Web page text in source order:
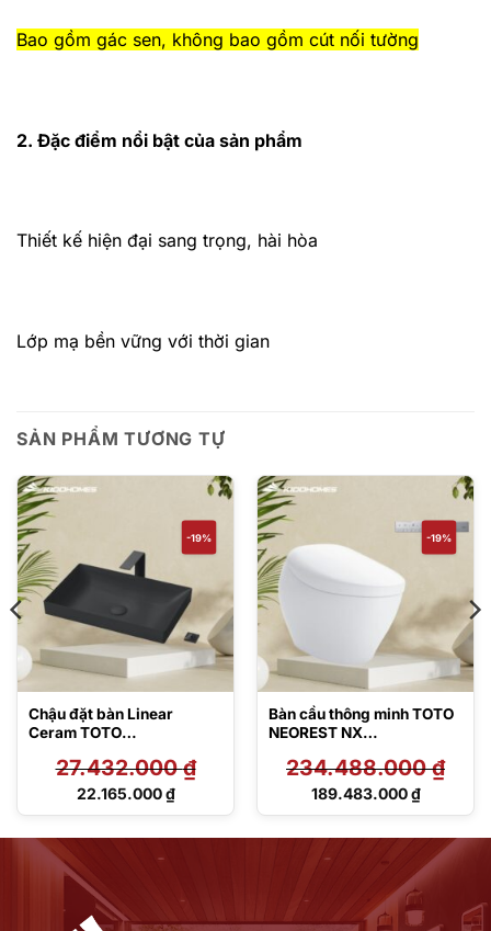
Bao gồm gác sen, không bao gồm cút nối tường
2. Đặc điểm nổi bật của sản phẩm
Thiết kế hiện đại sang trọng, hài hòa
Lớp mạ bền vững với thời gian
SẢN PHẨM TƯƠNG TỰ
-19%
Chậu đặt bàn Linear
Ceram TOTO
27.432.000₫
Giá
22.165.000₫
Giá
-19%
Bàn cầu thông minh TOTO
NEOREST NX
VR234.488.000₫
Giá
234.488.000 ₫.
189.483.000₫
Giá
189.483.000 ₫.